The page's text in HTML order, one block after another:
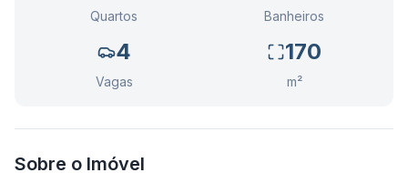
Quartos Banheiros
4
Vagas
170
m²
Sobre o Imóvel